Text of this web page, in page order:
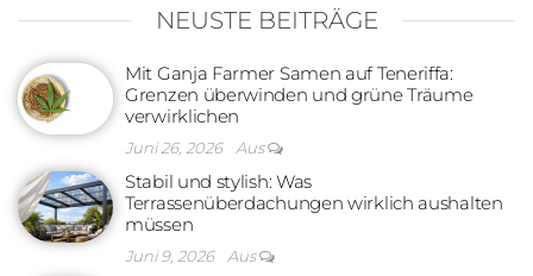
NEUSTE BEITRÄGE
Mit Ganja Farmer Samen auf Teneriffa:
Grenzen überwinden und grüne Träume
verwirklichen
Juni 26, 2026 Aus
Stabil und stylish: Was
Terrassenüberdachungen wirklich aushalten
müssen
Juni 9, 2026 Aus